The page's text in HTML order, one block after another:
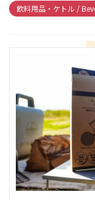
飲料用品・ケトル /